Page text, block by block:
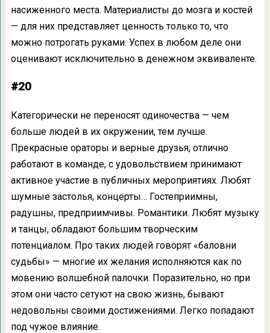
насиженного места. Материалисты до мозга и костей
— для них представляет ценность только то, что
можно потрогать руками. Успех в любом деле они
оценивают исключительно в денежном эквиваленте.
#20
Категорически не переносят одиночества — чем
больше людей в их окружении, тем лучше.
Прекрасные ораторы и верные друзья, отлично
работают в команде, с удовольствием принимают
активное участие в публичных мероприятиях. Любят
шумные застолья, концерты… Гостеприимны,
радушны, предприимчивы. Романтики. Любят музыку
и танцы, обладают большим творческим
потенциалом. Про таких людей говорят «баловни
судьбы» — многие их желания исполняются как по
мовению волшебной палочки. Поразительно, но при
этом они часто сетуют на свою жизнь, бывают
недовольны своими достижениями. Легко попадают
под чужое влияние.